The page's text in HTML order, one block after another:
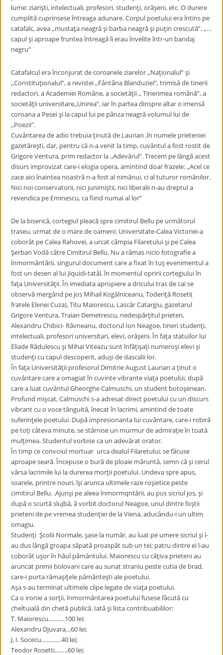
lume: ziarişti, intelectuali, profesori, studenţi, orăşeni, etc. O durere
cumplită cuprinsese întreaga adunare. Corpul poetului era întins pe
catafalc, avea ,,mustaţa neagră şi barba neagră şi puţin crescută”, ,,…
capul şi aproape fruntea întreagă îi erau învelite într-un bandaj
negru”
Catafalcul era înconjurat de coroanele ziarelor ,,Naţionalul” şi
,,Constituţionalul”, a revistei ,,Fântâna Blanduziei”, trimisă de tinerii
redactori, a Academiei Române, a societăţii ,, Tinerimea română”, a
societăţii universitare,,Unirea”, iar în partea dinspre altar o imensă
coroana a Pesei şi la capul lui pe pânza neagră volumul lui de
,,Poezii”.
Cuvântarea de adio trebuia ţinută de Laurian ,în numele prieteniei
gazetăreşti, dar, pentru că n-a venit la timp, cuvântul a fost rostit de
Grigore Ventura, prim redactor la ,,Adevărul”. Trecem pe lângă acest
disurs improvizat care-i elogia opera, amintind doar frazele: ,,Acel ce
zace aici înaintea noastră n-a fost al nimănui, ci al tuturor românilor.
Nici noi conservatorii, nici junimiştii, nici liberalii n-au dreptul a
revendica pe Eminescu, ca fiind numai al lor”
De la biserică, cortegiul pleacă spre cimitirul Bellu pe următorul
traseu, urmat de o mare de oameni: Universitate-Calea Victoriei-a
coborât pe Calea Rahovei, a urcat câmpia Filaretului şi pe Calea
Şerban Vodă către Cimitirul Bellu. Nu a rămas nicio fotografie a
înmormântării, singurul document care a fixat în tuş evenimentul a
fost un desen al lui Jiquidi-tatăl, în momentul opririi cortegiului în
faţa Universităţii. În imediata apropiere a dricului tras de cai se
observă mergând pe jos Mihail Kogălniceanu, Toderiţă Roseti(
fratele Elenei Cuza), Titu Maiorescu, Lascăr Catargiu, gazetarul
Grigore Ventura, Traian Demetrescu, nedespărţitul prieten,
Alexandru Chibici- Râvneanu, doctorul Ion Neagoe, tineri studenţi,
intelectuali, profesori universitari, elevi, orăşeni. În faţa statuilor lui
Eliade Rădulescu şi Mihai Viteazu sunt înfăţişaţi numeroşi elevi şi
studenţi cu capul descoperit, aduşi de dascalii lor.
În faţa Universităţii profesorul Dimitrie August Laurian a ţinut o
cuvântare care a omagiat în cuvinte vibrante viaţa poetului, după
care a luat cuvântul Gheorghe Calmuschi, un student botoşenean.
Profund mişcat, Calmuschi s-a adresat direct poetului cu un discurs
vibrant cu o voce tânguită, înecat în lacrimi, amintind de toate
suferinţele poetului. După impresionanta lui cuvântare, care-i robiră
pe toţi câteva minute, se stârnise un murmur de admiraţie în toată
mulţimea. Studentul vorbise ca un adevărat orator.
În timp ce convoiul mortuar urca dealul Filaretului, se făcuse
aproape seară. Începuse o bură de ploaie măruntă, semn că şi cerul
vărsa lacrimile lui la durerea morţii poetului. Undeva spre apus,
soarele, printre nouri, îşi arunca ultimele raze roşietice peste
cimitirul Bellu. .Ajunşi pe aleea înmormqntării, au pus sicriul jos, şi
după o scurtă slujbă, ă vorbit doctorul Neagoe, unul dintre foştii
prieteni de pe vremea studenţiei de la Viena, aducându-i un ultim
omagiu.
Studenţi Şcolii Normale, şase la număr, au luat pe umere sicriul şi l-
au dus lângă groapa săpată proaspăt sub un tei; patru dintre ei l-au
coborât uşor în hăul pământului. Maiorescu cu câţiva prieteni au
aruncat primii bolovani care au sunat straniu peste cutia de brad,
care-i purta rămaşiţele pământeşti ale poetului.
Aşa s-au terminat ultimele clipe legate de viaţa poetului.
Ca o ironie a sorţii, înmormântarea poetului fusese făcută cu
cheltuială din chetă publică. Iată şi lista contribuabililor:
T. Maiorescu……….100 lei;
Alexandru Djuvara…60 lei;
J. I. Socecu…………40 lei;
Teodor Rosetti……..60 lei;